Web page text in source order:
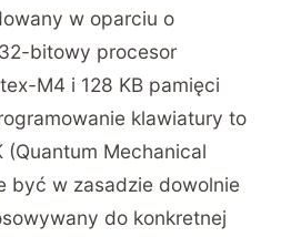
w oparciu o
bitowy procesor
M4 i 128 KB pamięci
klawiatury to
(Quantum Mechanical
być w zasadzie dowolnie
do konkretnej